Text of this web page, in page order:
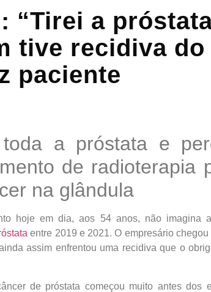
“Tirei a
tive recidiva do
paciente
a próstata e
de radioterapia
na glândula
hoje em dia, aos 54 anos, não imagina
entre 2019 e 2021. O empresário
assim enfrentou uma recidiva que o
de próstata começou muito antes dos